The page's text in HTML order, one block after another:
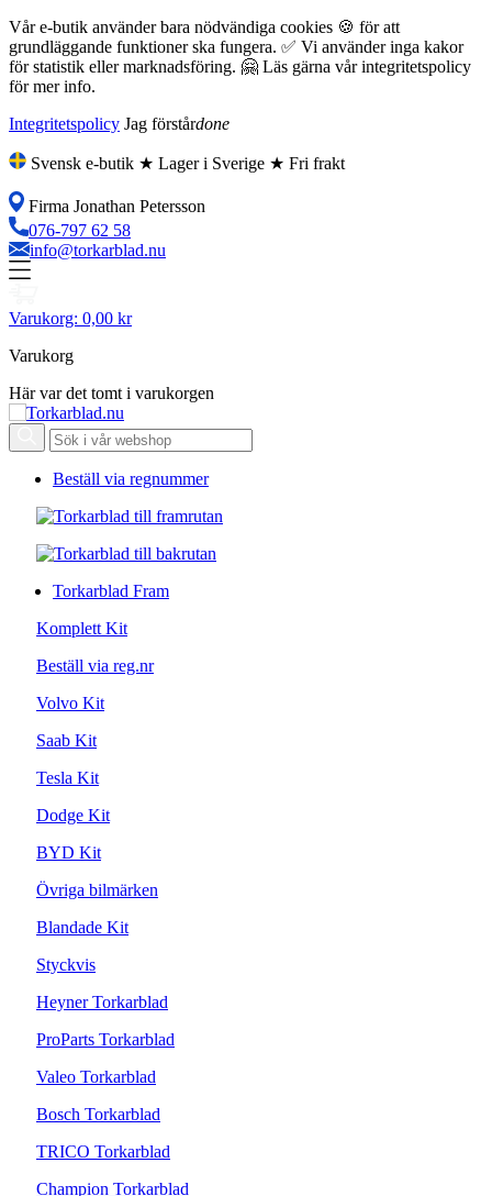
Vår e-butik använder bara nödvändiga cookies 🍪 för att
grundläggande funktioner ska fungera. ✅ Vi använder inga kakor
för statistik eller marknadsföring. 🤗 Läs gärna vår integritetspolicy
för mer info.
Integritetspolicy Jag förstårdone
Svensk e-butik ★ Lager i Sverige ★ Fri frakt
Firma Jonathan Petersson
076-797 62 58
info@torkarblad.nu
Varukorg: 0,00 kr
Varukorg
Här var det tomt i varukorgen
Beställ via regnummer
Torkarblad Fram
Komplett Kit
Beställ via reg.nr
Volvo Kit
Saab Kit
Tesla Kit
Dodge Kit
BYD Kit
Övriga bilmärken
Blandade Kit
Styckvis
Heyner Torkarblad
ProParts Torkarblad
Valeo Torkarblad
Bosch Torkarblad
TRICO Torkarblad
Champion Torkarblad